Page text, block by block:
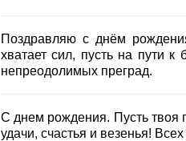
Поздравляю с днём
хватает сил, пусть на пути
непреодолимых преград.
С днем рождения. Пусть твоя
удачи, счастья и везенья!